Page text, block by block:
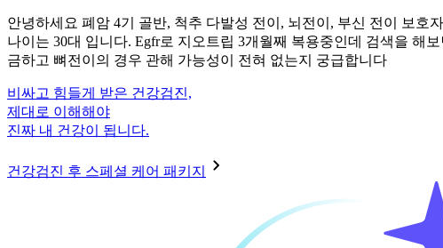
안녕하세요 폐암 4기 골반, 척추 다발성 전이, 뇌전이, 부신 전이 보
나이는 30대 입니다. Egfr로 지오트립 3개월째 복용중인데 검색을 해
금하고 뼈전이의 경우 관해 가능성이 전혀 없는지 궁급합니다
비싸고 힘들게 받은 건강검진,
제대로 이해해야
진짜 내 건강이 됩니다.
건강검진 후 스페셜 케어 패키지